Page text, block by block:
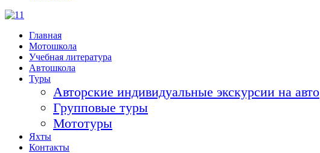
Главная
Мотошкола
Учебная литература
Автошкола
Туры
Авторские индивидуальные экскурсии на авто
Групповые туры
Мототуры
Яхты
Контакты